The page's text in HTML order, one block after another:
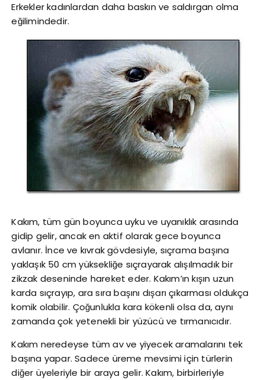
Erkekler kadınlardan daha baskın ve saldırgan olma
eğilimindedir.
Kakım, tüm gün boyunca uyku ve uyanıklık arasında
gidip gelir, ancak en aktif olarak gece boyunca
avlanır. İnce ve kıvrak gövdesiyle, sıçrama başına
yaklaşık 50 cm yüksekliğe sıçrayarak alışılmadık bir
zikzak deseninde hareket eder. Kakım’ın kışın uzun
karda sıçrayıp, ara sıra başını dışarı çıkarması oldukça
komik olabilir. Çoğunlukla kara kökenli olsa da, aynı
zamanda çok yetenekli bir yüzücü ve tırmanıcıdır.
Kakım neredeyse tüm av ve yiyecek aramalarını tek
başına yapar. Sadece üreme mevsimi için türlerin
diğer üyeleriyle bir araya gelir. Kakım, birbirleriyle